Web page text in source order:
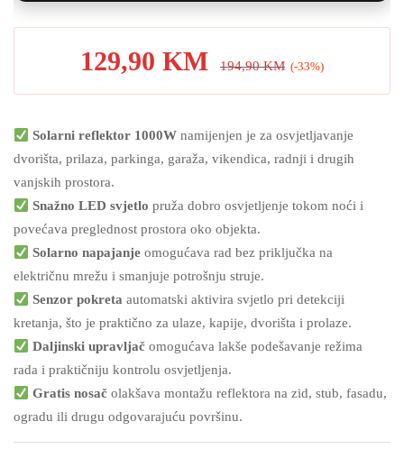
129,90 KM 194,90KM (-33%)
Solarni reflektor 1000W namijenjen je za osvjetljavanje
dvorišta, prilaza, parkinga, garaža, vikendica, radnji i drugih
vanjskih prostora.
Snažno LED svjetlo pruža dobro osvjetljenje tokom noći i
povećava preglednost prostora oko objekta.
Solarno napajanje omogućava rad bez priključka na
električnu mrežu i smanjuje potrošnju struje.
Senzor pokreta automatski aktivira svjetlo pri detekciji
kretanja, što je praktično za ulaze, kapije, dvorišta i prolaze.
Daljinski upravljač omogućava lakše podešavanje režima
rada i praktičniju kontrolu osvjetljenja.
Gratis nosač olakšava montažu reflektora na zid, stub, fasadu,
ogradu ili drugu odgovarajuću površinu.